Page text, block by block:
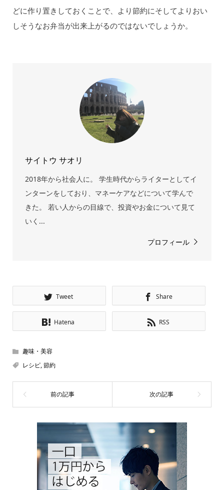
どに作り置きしておくことで、より節約にそしてよりおい
しそうなお弁当が出来上がるのではないでしょうか。
サイトウ サオリ
2018年から社会人に。 学生時代からライターとしてイ
ンターンをしており、マネーケアなどについて学んで
きた。 若い人からの目線で、投資やお金について見て
いく...
プロフィール
Tweet Share
Hatena RSS
趣味・美容
レシピ,節約